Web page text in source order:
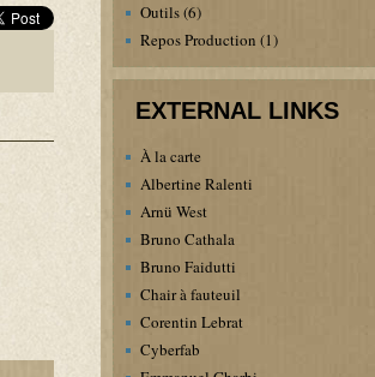
Outils(6)
Repos Production (1)
EXTERNAL LINKS
À la carte
Albertine Ralenti
Arnü West
Bruno Cathala
Bruno Faidutti
Chair à fauteuil
Corentin Lebrat
Cyberfab